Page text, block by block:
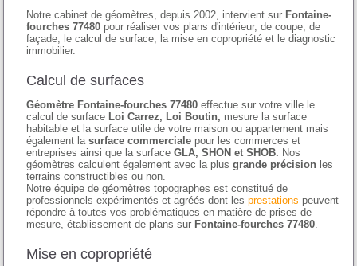
Notre cabinet de géomètres, depuis 2002, intervient sur Fontaine-
fourches 77480 pour réaliser vos plans d'intérieur, de coupe, de
façade, le calcul de surface, la mise en copropriété et le diagnostic
immobilier.
Calcul de surfaces
Géomètre Fontaine-fourches 77480 effectue sur votre ville le
calcul de surface Loi Carrez, Loi Boutin, mesure la surface
habitable et la surface utile de votre maison ou appartement mais
également lasurface commerciale pour les commerces et
entreprises ainsi que la surfaceGLA, SHON et SHOB. Nos
géomètres calculent également avec la plusgrande précision les
terrains constructibles ou non.
Notre équipe de géomètres topographes est constitué de
professionnels expérimentés et agréés dont lesprestations peuvent
répondre à toutes vos problématiques en matière de prises de
mesure, établissement de plans sur Fontaine-fourches 77480
Mise en copropriété